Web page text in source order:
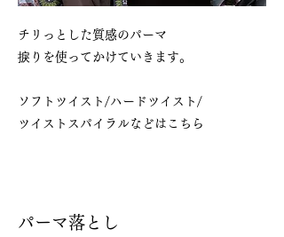
チリっとした質感のパーマ
捩りを使ってかけていきます。
ソフトツイスト/ハードツイスト/
​ツイストスパイラルなどはこちら
​パーマ落とし